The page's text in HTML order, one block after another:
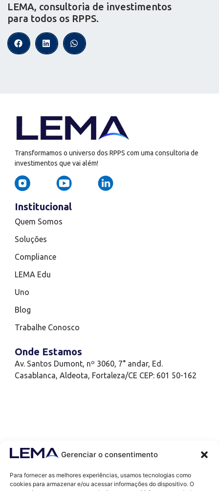
Gerenciar o consentimento
Para fornecer as melhores experiências, usamos tecnologias como
cookies para armazenar e/ou acessar informações do dispositivo. O
LEMA, consultoria de investimentos
para todos os RPPS.
Transformamos o universo dos RPPS com uma consultoria de
investimentos que vai além!
Institucional
Quem Somos
Soluções
Compliance
LEMA Edu
Uno
Blog
Trabalhe Conosco
Onde Estamos
Av. Santos Dumont, nº 3060, 7° andar, Ed.
Casablanca, Aldeota, Fortaleza/CE CEP: 601 50-162